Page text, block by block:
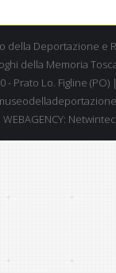
della Deportazione e
della Memoria
- Prato Lo. Figline (PO)
WEBAGENCY: Netwintec